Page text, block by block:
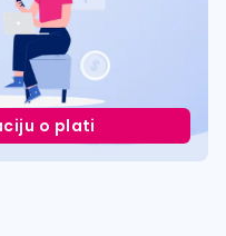
o plati